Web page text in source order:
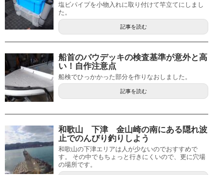
塩ビパイプを小物入れに取り付けて竿立てにしまし
た。
記事を読む
船首のバウデッキの検査基準が意外と高
い！自作注意点
船検でひっかかった部分を作りなおしました。
記事を読む
和歌山 下津 金山崎の南にある隠れ波
止でのんびり釣りしよう
和歌山の下津エリアは人が少ないのでおすすめで
す。 その中でもちょっと行きにくいので、更に穴場
の場所です。